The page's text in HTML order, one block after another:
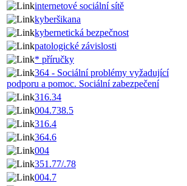
internetové sociální sítě
kyberšikana
kybernetická bezpečnost
patologické závislosti
* příručky
364 - Sociální problémy vyžadující
podporu a pomoc. Sociální zabezpečení
316.34
004.738.5
316.4
364.6
004
351.77/.78
004.7